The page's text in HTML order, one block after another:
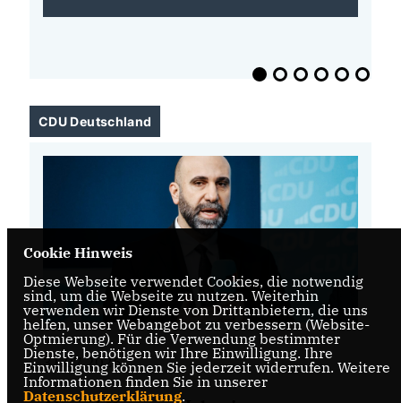
CDU Deutschland
31.07.2026
Cookie Hinweis
Diese Webseite verwendet Cookies, die notwendig
sind, um die Webseite zu nutzen. Weiterhin
verwenden wir Dienste von Drittanbietern, die uns
helfen, unser Webangebot zu verbessern (Website-
Optmierung). Für die Verwendung bestimmter
Dienste, benötigen wir Ihre Einwilligung. Ihre
Einwilligung können Sie jederzeit widerrufen. Weitere
Informationen finden Sie in unserer
Datenschutzerklärung.